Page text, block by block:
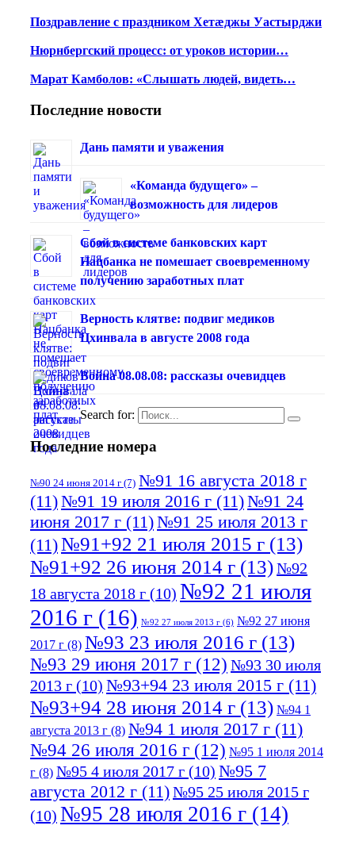
Поздравление с праздником Хетæджы Уастырджи
Нюрнбергский процесс: от уроков истории…
Марат Камболов: «Слышать людей, видеть…
Последние новости
Дань памяти и уважения
«Команда будущего» –
возможность для лидеров
Сбой в системе банковских карт
Нацбанка не помешает своевременному
получению заработных плат
Верность клятве: подвиг медиков
Цхинвала в августе 2008 года
Война 08.08.08: рассказы очевидцев
Search for:
Последние номера
№90 24 июня 2014 г (7) №91 16 августа 2018 г
(11)№91 19 июля 2016 г (11)№91 24
июня 2017 г (11)№91 25 июля 2013 г
(11)№91+92 21 июля 2015 г (13)
№91+92 26 июня 2014 г (13)№92
18 августа 2018 г (10) №92 21 июля
2016 г (16) №92 27 июля 2013 г (6) №92 27 июня
2017 г (8) №93 23 июля 2016 г (13)
№93 29 июня 2017 г (12) №93 30 июля
2013 г (10) №93+94 23 июля 2015 г (11)
№93+94 28 июня 2014 г (13) №94 1
августа 2013 г (8) №94 1 июля 2017 г (11)
№94 26 июля 2016 г (12) №95 1 июля 2014
г (8) №95 4 июля 2017 г (10) №95 7
августа 2012 г (11)№95 25 июля 2015 г
(10) №95 28 июля 2016 г (14)